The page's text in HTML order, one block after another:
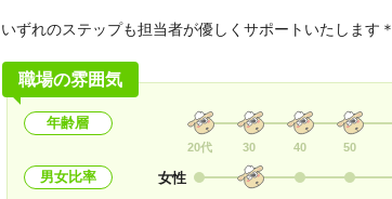
いずれのステップも担当者が優しくサポートいたします＊
職場の雰囲気
年齢層
20代 30 40 50
男女比率 女性